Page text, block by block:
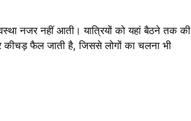
नजर नहीं आती। यात्रियों को यहां बैठने तक की
कीचड़ फैल जाती है, जिससे लोगों का चलना भी